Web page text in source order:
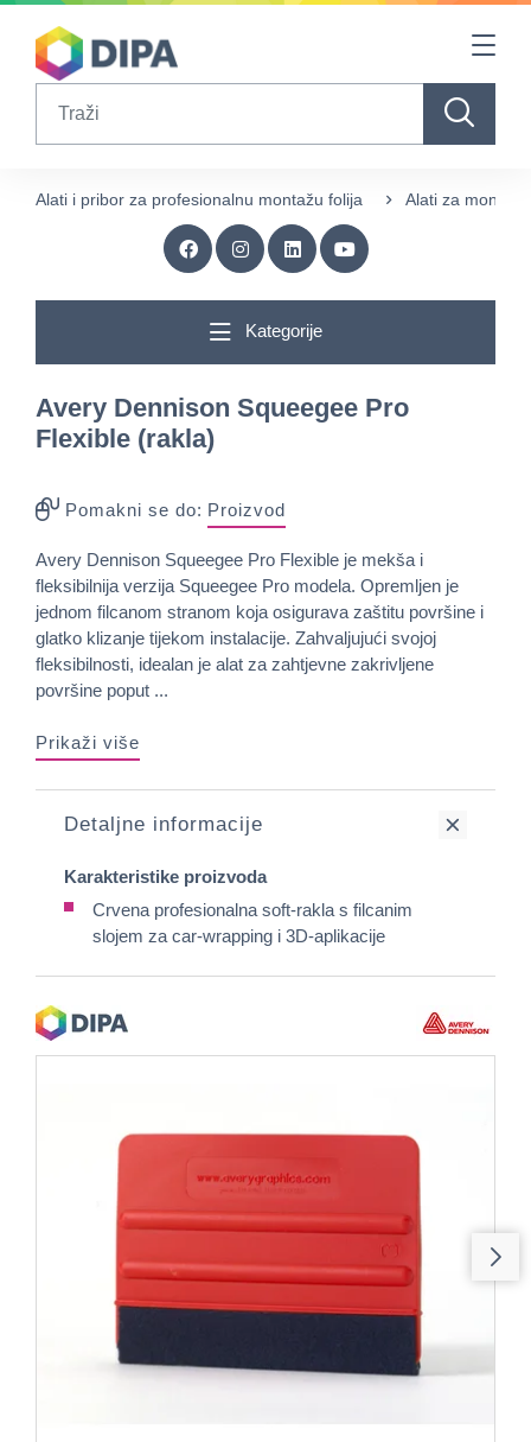
Table Of Content
Alati i pribor za profesionalnu montažu folija Alati za
Kategorije
Avery Dennison Squeegee Pro
Flexible (rakla)
Pomakni se do: Proizvod
Avery Dennison Squeegee Pro Flexible je mekša i
fleksibilnija verzija Squeegee Pro modela. Opremljen je
jednom filcanom stranom koja osigurava zaštitu površine i
glatko klizanje tijekom instalacije. Zahvaljujući svojoj
fleksibilnosti, idealan je alat za zahtjevne zakrivljene
površine poput ...
Prikaži više
Detaljne informacije
Karakteristike proizvoda
Crvena profesionalna soft-rakla s filcanim
slojem za car-wrapping i 3D-aplikacije